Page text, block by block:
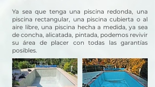
Ya sea que tenga una piscina redonda, una
piscina rectangular, una piscina cubierta o al
aire libre, una piscina hecha a medida, ya sea
de concha, alicatada, pintada, podemos revivir
su área de placer con todas las garantías
posibles.